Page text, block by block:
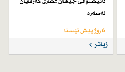
لەسەرە
6 رۆژ پێش ئێستا
زیاتر